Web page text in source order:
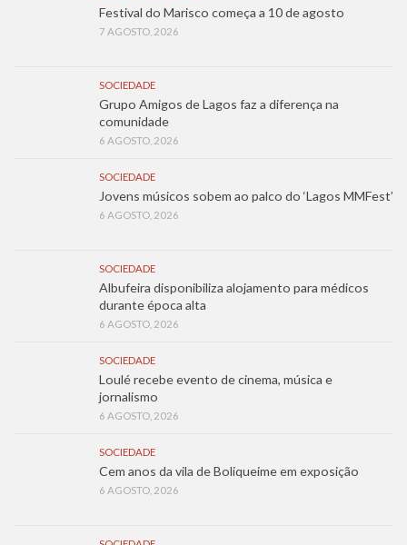
Festival do Marisco começa a 10 de agosto
7 AGOSTO, 2026
SOCIEDADE
Grupo Amigos de Lagos faz a diferença na
comunidade
6 AGOSTO, 2026
SOCIEDADE
Jovens músicos sobem ao palco do ‘Lagos MMFest’
6 AGOSTO, 2026
SOCIEDADE
Albufeira disponibiliza alojamento para médicos
durante época alta
6 AGOSTO, 2026
SOCIEDADE
Loulé recebe evento de cinema, música e
jornalismo
6 AGOSTO, 2026
SOCIEDADE
Cem anos da vila de Boliqueime em exposição
6 AGOSTO, 2026